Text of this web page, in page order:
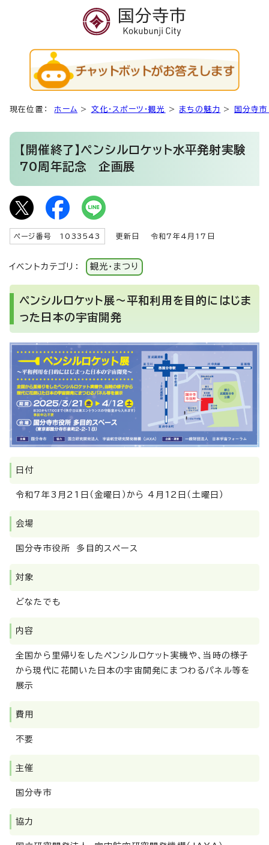
現在位置： ホーム > 文化・スポーツ・観光 > まちの魅力 > 国分寺
【開催終了】ペンシルロケット水平発射実験
70周年記念 企画展
ページ番号 1033543 更新日 令和7年4月17日
イベントカテゴリ： 観光・まつり
ペンシルロケット展～平和利用を目的にはじま
った日本の宇宙開発
日付
令和7年3月21日（金曜日）から 4月12日（土曜日）
会場
国分寺市役所 多目的スペース
対象
どなたでも
内容
全国から里帰りをしたペンシルロケット実機や、当時の様子
から現代に花開いた日本の宇宙開発にまつわるパネル等を
展示
費用
不要
主催
国分寺市
協力